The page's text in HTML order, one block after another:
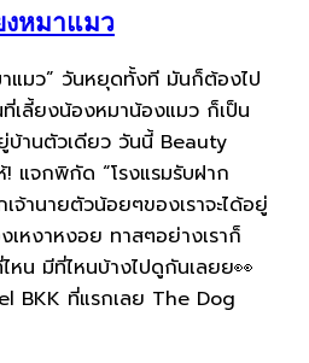
งหมาแมว
าแมว” วันหยุดทั้งที มันก็ต้องไป
เลี้ยงน้องหมาน้องแมว ก็เป็น
บ้านตัวเดียว วันนี้ Beauty
! แจกพิกัด “โรงแรมรับฝาก
จ้านายตัวน้อยๆของเราจะได้อยู่
เหงาหงอย ทาสๆอย่างเราก็
หน มีที่ไหนบ้างไปดูกันเลยย👀
BKK ที่แรกเลย The Dog